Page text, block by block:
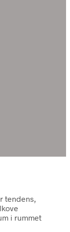
tendens,
i rummet